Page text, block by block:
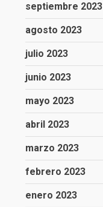
septiembre 2023
agosto 2023
julio 2023
junio 2023
mayo 2023
abril 2023
marzo 2023
febrero 2023
enero 2023